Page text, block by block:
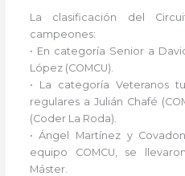
La clasificación del
campeones:
• En categoría Senior a
López (COMCU).
• La categoría Veteranos
regulares a Julián Chafé
(Coder La Roda).
• Ángel Martínez y
equipo COMCU, se
Máster.